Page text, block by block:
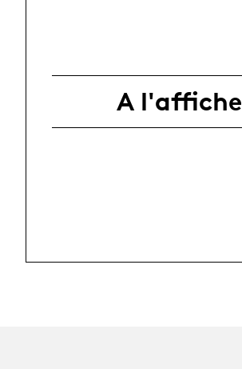
A l'affiche